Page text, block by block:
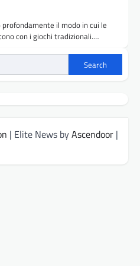
il modo in cui le
con i giochi tradizionali.…
Search
| Elite News byAscendoor |